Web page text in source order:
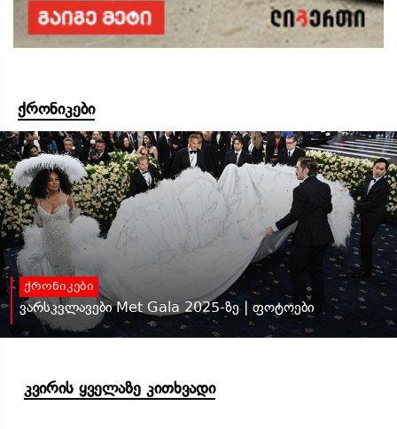
ქრონიკები
ქრონიკები
ვარსკვლავები Met Gala 2025-ზე | ფოტოები
კვირის ყველაზე კითხვადი